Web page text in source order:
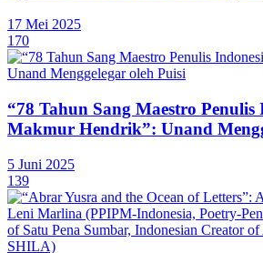
17 Mei 2025
170
“78 Tahun Sang Maestro Penulis
Makmur Hendrik”: Unand
5 Juni 2025
139